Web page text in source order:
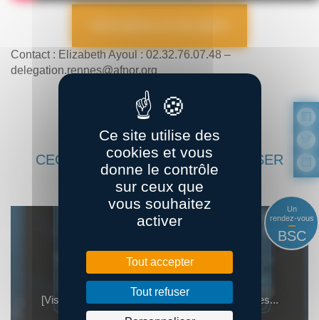
Contact : Elizabeth Ayoul : 02.32.76.07.48 –
delegation.rennes@afnor.org
CECI POURRAIT VOUS INTÉRESSER
sept.
Un
rendez-vous
BSC
[Visite] La stratégie IA chez Maison Cadiou & ses...
Ce site utilise des
cookies et vous
donne le contrôle
sur ceux que
vous souhaitez
activer
Tout accepter
Tout refuser